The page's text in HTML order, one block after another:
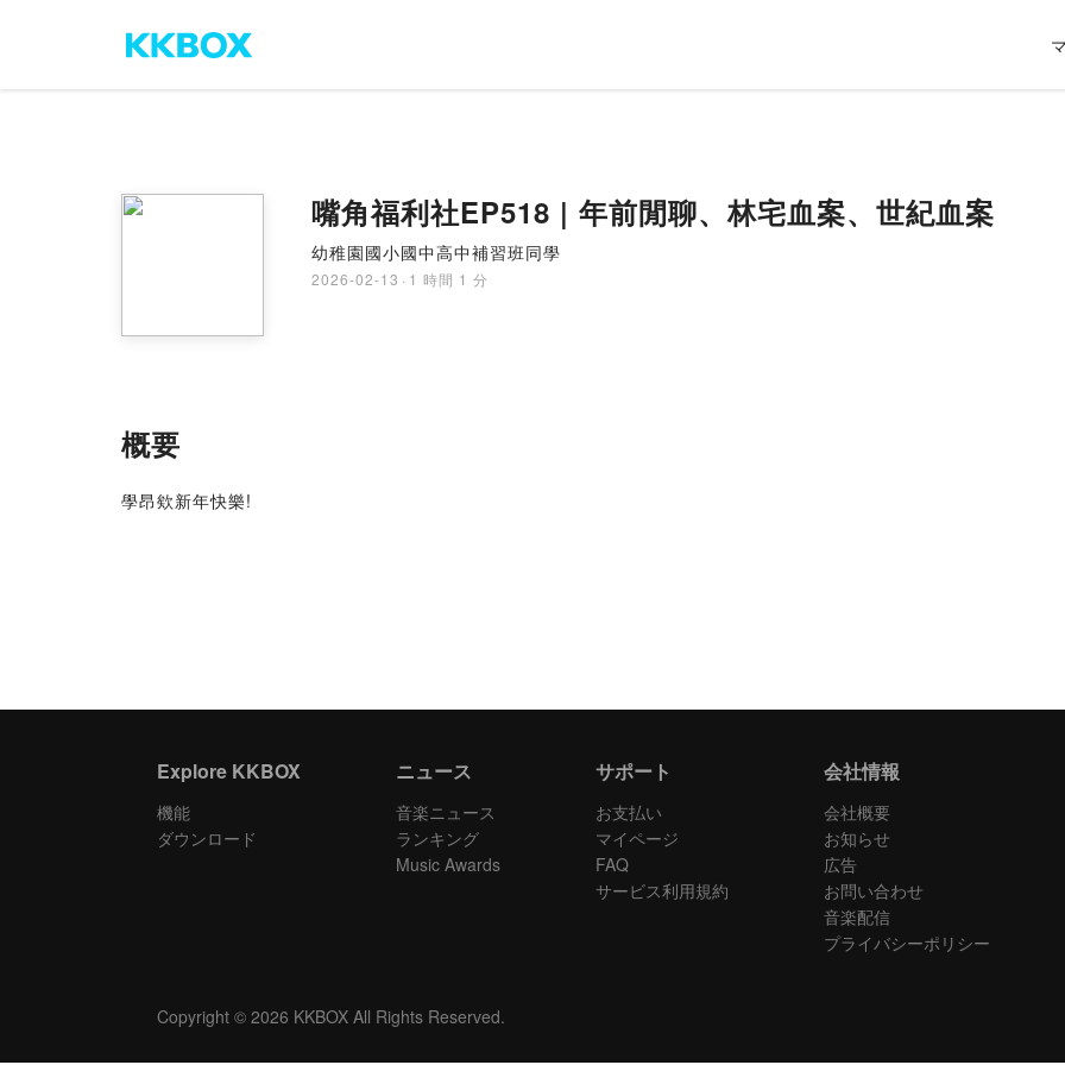
嘴角福利社EP518 | 年前閒聊、林宅血案、世紀血案
幼稚園國小國中高中補習班同學
2026-02-13 · 1 時間 1 分
概要
學昂欸新年快樂!
Explore KKBOX
機能
ダウンロード
ニュース
音楽ニュース
ランキング
Music Awards
サポート
お支払い
マイページ
FAQ
サービス利用規約
会社情報
会社概要
お知らせ
広告
お問い合わせ
音楽配信
プライバシーポリシー
Copyright © 2026 KKBOX All Rights Reserved.